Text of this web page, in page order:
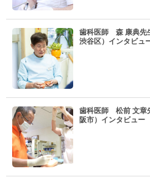
歯科医師 森 康典先
渋谷区）インタビュ
歯科医師 松前 文章
阪市）インタビュー